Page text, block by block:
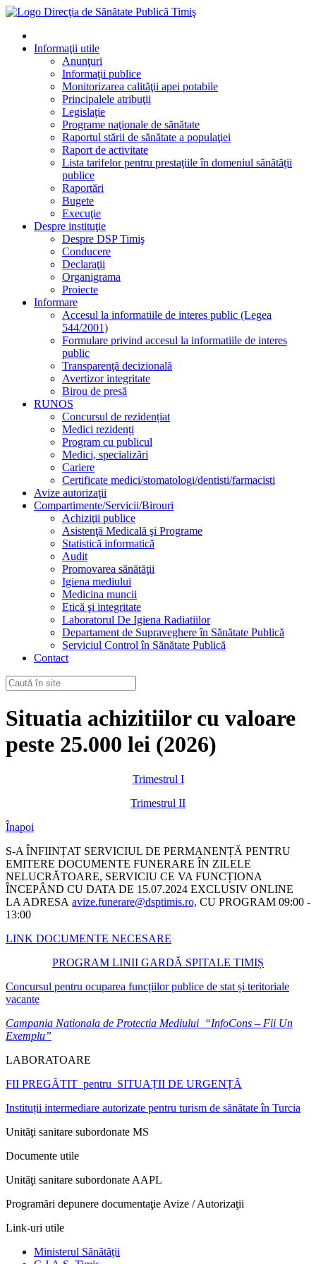
Informaţii utile
Anunţuri
Informaţii publice
Monitorizarea calităţii apei potabile
Principalele atribuţii
Legislaţie
Programe naţionale de sănătate
Raportul stării de sănătate a populaţiei
Raport de activitate
Lista tarifelor pentru prestaţiile în domeniul sănătăţii
publice
Raportări
Bugete
Execuţie
Despre instituţie
Despre DSP Timiş
Conducere
Declaraţii
Organigrama
Proiecte
Informare
Accesul la informatiile de interes public (Legea
544/2001)
Formulare privind accesul la informatiile de interes
public
Transparenţă decizională
Avertizor integritate
Birou de presă
RUNOS
Concursul de rezidențiat
Medici rezidenți
Program cu publicul
Medici, specializări
Cariere
Certificate medici/stomatologi/dentisti/farmacisti
Avize autorizaţii
Compartimente/Servicii/Birouri
Achiziţii publice
Asistenţă Medicală şi Programe
Statistică informatică
Audit
Promovarea sănătăţii
Igiena mediului
Medicina muncii
Etică şi integritate
Laboratorul De Igiena Radiatiilor
Departament de Supraveghere în Sănătate Publică
Serviciul Control în Sănătate Publică
Contact
Situatia achizitiilor cu valoare
peste 25.000 lei (2026)
Trimestrul I
Trimestrul II
Înapoi
S-A ÎNFIINȚAT SERVICIUL DE PERMANENȚĂ PENTRU
EMITERE DOCUMENTE FUNERARE ÎN ZILELE
NELUCRĂTOARE, SERVICIU CE VA FUNCȚIONA
ÎNCEPÂND CU DATA DE 15.07.2024 EXCLUSIV ONLINE
LA ADRESA avize.funerare@dsptimis.ro, CU PROGRAM 09:00 -
13:00
LINK DOCUMENTE NECESARE
PROGRAM LINII GARDĂ SPITALE TIMIȘ
Concursul pentru ocuparea funcțiilor publice de stat și teritoriale
vacante
Campania Nationala de Protectia Mediului “InfoCons – Fii Un
Exemplu”
LABORATOARE
FII PREGĂTIT pentru SITUAȚII DE URGENȚĂ
Instituții intermediare autorizate pentru turism de sănătate în Turcia
Unităţi sanitare subordonate MS
Documente utile
Unităţi sanitare subordonate AAPL
Programări depunere documentaţie Avize / Autorizaţii
Link-uri utile
Ministerul Sănătăţii